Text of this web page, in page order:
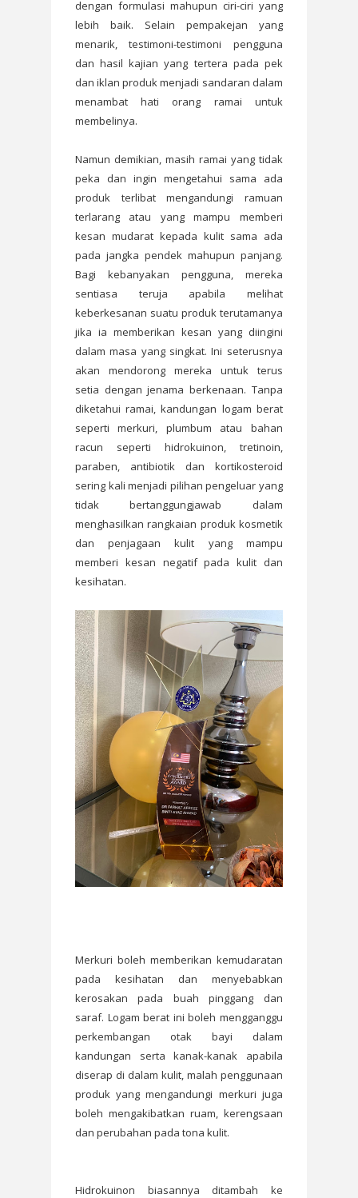
dengan formulasi mahupun ciri-ciri yang
lebih baik. Selain pempakejan yang
menarik, testimoni-testimoni pengguna
dan hasil kajian yang tertera pada pek
dan iklan produk menjadi sandaran dalam
menambat hati orang ramai untuk
membelinya.
Namun demikian, masih ramai yang tidak
peka dan ingin mengetahui sama ada
produk terlibat mengandungi ramuan
terlarang atau yang mampu memberi
kesan mudarat kepada kulit sama ada
pada jangka pendek mahupun panjang.
Bagi kebanyakan pengguna, mereka
sentiasa teruja apabila melihat
keberkesanan suatu produk terutamanya
jika ia memberikan kesan yang diingini
dalam masa yang singkat. Ini seterusnya
akan mendorong mereka untuk terus
setia dengan jenama berkenaan. Tanpa
diketahui ramai, kandungan logam berat
seperti merkuri, plumbum atau bahan
racun seperti hidrokuinon, tretinoin,
paraben, antibiotik dan kortikosteroid
sering kali menjadi pilihan pengeluar yang
tidak bertanggungjawab dalam
menghasilkan rangkaian produk kosmetik
dan penjagaan kulit yang mampu
memberi kesan negatif pada kulit dan
kesihatan.
Merkuri boleh memberikan kemudaratan
pada kesihatan dan menyebabkan
kerosakan pada buah pinggang dan
saraf. Logam berat ini boleh mengganggu
perkembangan otak bayi dalam
kandungan serta kanak-kanak apabila
diserap di dalam kulit, malah penggunaan
produk yang mengandungi merkuri juga
boleh mengakibatkan ruam, kerengsaan
dan perubahan pada tona kulit.
Hidrokuinon biasannya ditambah ke